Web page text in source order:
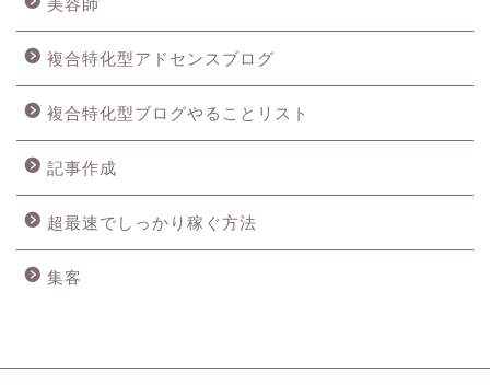
美容師
複合特化型アドセンスブログ
複合特化型ブログやることリスト
記事作成
超最速でしっかり稼ぐ方法
集客